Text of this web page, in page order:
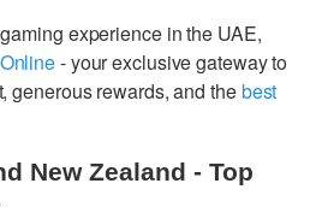
experience in the UAE,
- your exclusive gateway to
generous rewards, and thebest
New Zealand - Top